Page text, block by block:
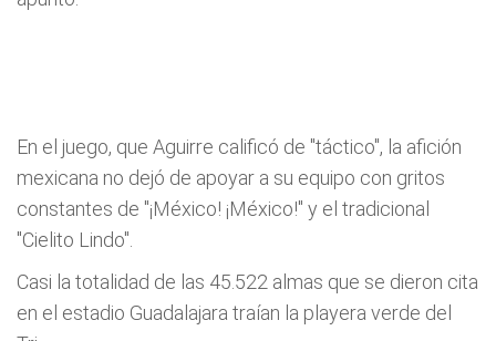
En el juego, que Aguirre calificó de "táctico", la afición
mexicana no dejó de apoyar a su equipo con gritos
constantes de "¡México! ¡México!" y el tradicional
"Cielito Lindo".
Casi la totalidad de las 45.522 almas que se dieron cita
en el estadio Guadalajara traían la playera verde del